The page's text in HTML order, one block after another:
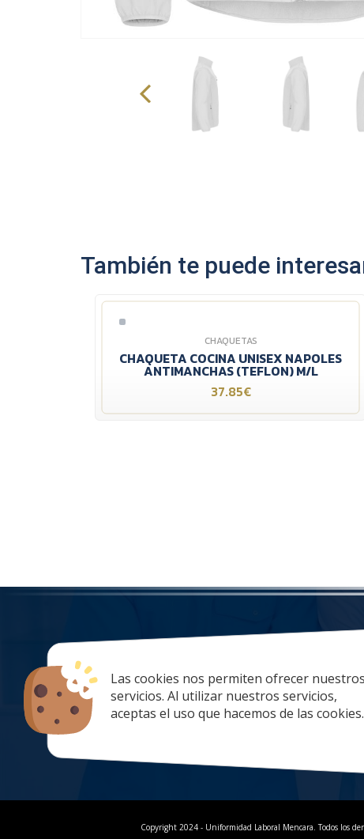
Las cookies nos permiten ofrecer nuestros
servicios. Al utilizar nuestros servicios,
aceptas el uso que hacemos de las cookies.
También te puede
CHAQUETAS
CHAQUETA COCINA UNISEX NAPOLES
ANTIMANCHAS (TEFLON) M/L
37.85€
928 67 70 47
lunes a
Copyright 2024 - Uniformidad Laboral Mencara. Todos los